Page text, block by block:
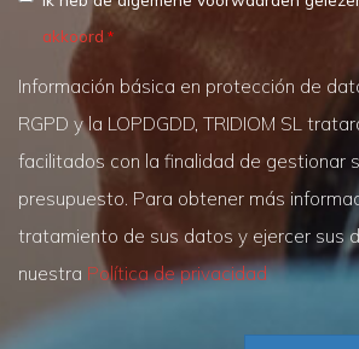
akkoord
Información básica en protección de
RGPD y la LOPDGDD, TRIDIOM SL
facilitados con la finalidad de gestionar
presupuesto. Para obtener más
tratamiento de sus datos y ejercer sus
nuestra Política de privacidad